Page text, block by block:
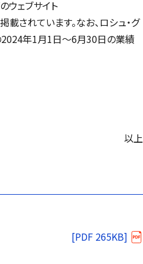
ウェブサイト
載されています。なお、ロシュ・グ
年1月1日～6月30日の業績
以上
[PDF 265KB]